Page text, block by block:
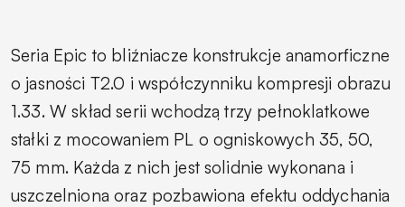
Seria Epic to bliźniacze konstrukcje anamorficzne
o jasności T2.0 i współczynniku kompresji obrazu
1.33. W skład serii wchodzą trzy pełnoklatkowe
stałki z mocowaniem PL o ogniskowych 35, 50,
75 mm. Każda z nich jest solidnie wykonana i
uszczelniona oraz pozbawiona efektu oddychania